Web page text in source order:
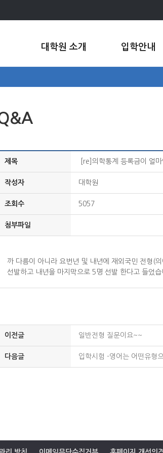
대학원 소개 입학안내
제목 [re]의학통계 등록금이 얼
작성자 대학원
조회수 5057
첨부파일
까 다름이 아니라 요번년 및 내년에 재외국민 전형(
선발하고 내년을 마지막으로 5명 선발 한다고 들었
이전글 일반전형 질문이요~~
다음글 입학시험 -영어는 어떤유형